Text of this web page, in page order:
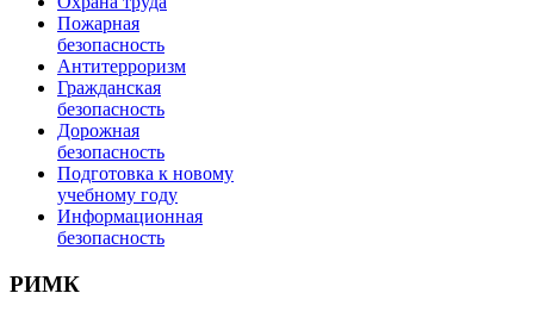
Пожарная
безопасность
Антитерроризм
Гражданская
безопасность
Дорожная
безопасность
Подготовка к новому
учебному году
Информационная
безопасность
РИМК